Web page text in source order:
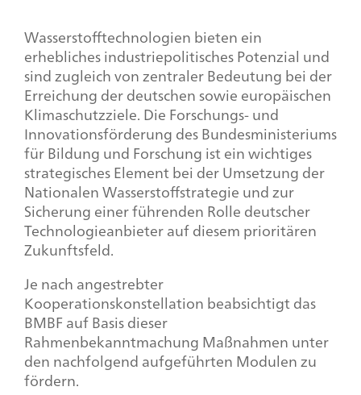
Wasserstofftechnologien bieten ein
erhebliches industriepolitisches Potenzial und
sind zugleich von zentraler Bedeutung bei der
Erreichung der deutschen sowie europäischen
Klimaschutzziele. Die Forschungs- und
Innovationsförderung des Bundesministeriums
für Bildung und Forschung ist ein wichtiges
strategisches Element bei der Umsetzung der
Nationalen Wasserstoffstrategie und zur
Sicherung einer führenden Rolle deutscher
Technologieanbieter auf diesem prioritären
Zukunftsfeld.
Je nach angestrebter
Kooperationskonstellation beabsichtigt das
BMBF auf Basis dieser
Rahmenbekanntmachung Maßnahmen unter
den nachfolgend aufgeführten Modulen zu
fördern.